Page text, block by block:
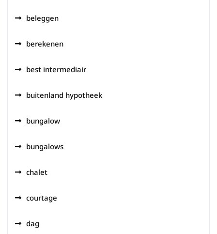
beleggen
berekenen
best intermediair
buitenland hypotheek
bungalow
bungalows
chalet
courtage
dag